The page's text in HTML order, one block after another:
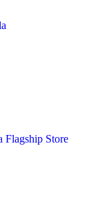
Flagship Store